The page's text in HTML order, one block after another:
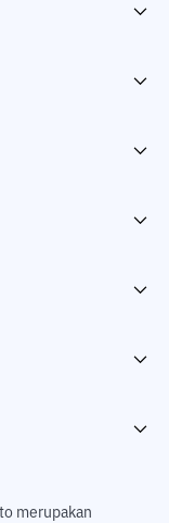
merupakan